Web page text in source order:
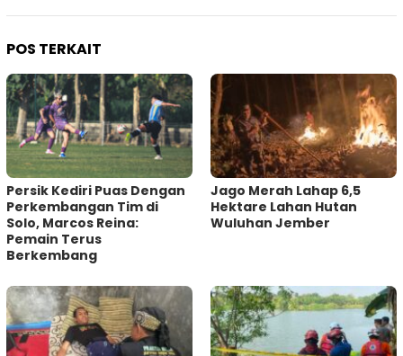
POS TERKAIT
Persik Kediri Puas Dengan
Perkembangan Tim di
Solo, Marcos ‎Reina:
Pemain Terus
Berkembang
Jago Merah Lahap 6,5
Hektare Lahan Hutan
Wuluhan Jember